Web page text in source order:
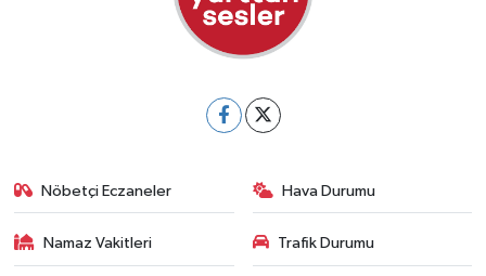
Nöbetçi Eczaneler Hava Durumu
Namaz Vakitleri Trafik Durumu